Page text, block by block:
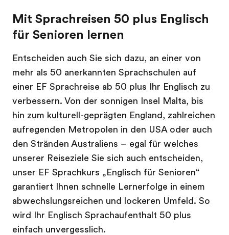
Mit Sprachreisen 50 plus Englisch
für Senioren lernen
Entscheiden auch Sie sich dazu, an einer von
mehr als 50 anerkannten Sprachschulen auf
einer EF Sprachreise ab 50 plus Ihr Englisch zu
verbessern. Von der sonnigen Insel Malta, bis
hin zum kulturell-geprägten England, zahlreichen
aufregenden Metropolen in den USA oder auch
den Stränden Australiens – egal für welches
unserer Reiseziele Sie sich auch entscheiden,
unser EF Sprachkurs „Englisch für Senioren“
garantiert Ihnen schnelle Lernerfolge in einem
abwechslungsreichen und lockeren Umfeld. So
wird Ihr Englisch Sprachaufenthalt 50 plus
einfach unvergesslich.